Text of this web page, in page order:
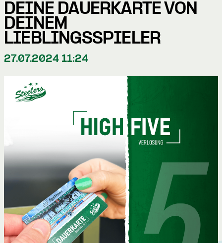
DEINE DAUERKARTE VON
DEINEM
LIEBLINGSSPIELER
27.07.2024 11:24